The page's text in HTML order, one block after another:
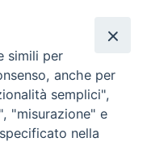
– i Cardinali
e Poletto – fu
della cultura,
docente …Continua a
simili per
anche per
semplici",
"misurazione" e
nella